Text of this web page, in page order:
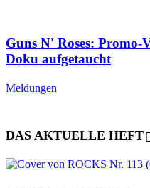
Guns N' Roses:
Doku aufgetaucht
Meldungen
DAS AKTUELLE HEFT